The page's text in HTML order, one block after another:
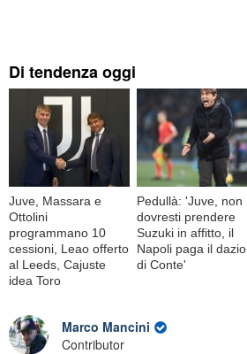
Di tendenza oggi
Juve, Massara e
Ottolini
programmano 10
cessioni, Leao offerto
al Leeds, Cajuste
idea Toro
Pedullà: 'Juve, non
dovresti prendere
Suzuki in affitto, il
Napoli paga il dazio
di Conte'
Marco Mancini
Contributor